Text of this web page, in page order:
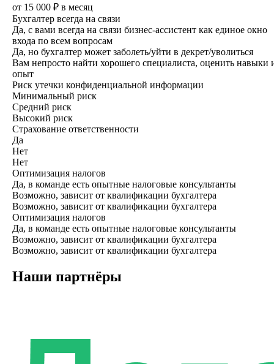
от 15 000 ₽ в месяц
Бухгалтер всегда на связи
Да, с вами всегда на связи бизнес-ассистент как единое окно
входа по всем вопросам
Да, но бухгалтер может заболеть/уйти в декрет/уволиться
Вам непросто найти хорошего специ­алиста, оценить навыки
опыт
Риск утечки конфиденциальной информации
Минимальный риск
Средний риск
Высокий риск
Страхование ответственности
Да
Нет
Нет
Оптимизация налогов
Да, в команде есть опытные налоговые консультанты
Возможно, зависит от квалификации бухгалтера
Возможно, зависит от квалификации бухгалтера
Оптимизация налогов
Да, в команде есть опытные налоговые консультанты
Возможно, зависит от квалификации бухгалтера
Возможно, зависит от квалификации бухгалтера
Наши партнёры